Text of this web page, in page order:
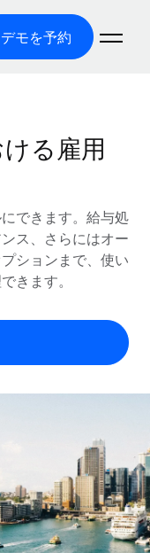
デモを予約
に
バルHR・給与処理ソ
る雇用
できます。給与処
ス、さらにはオー
ションまで、使い
きます。